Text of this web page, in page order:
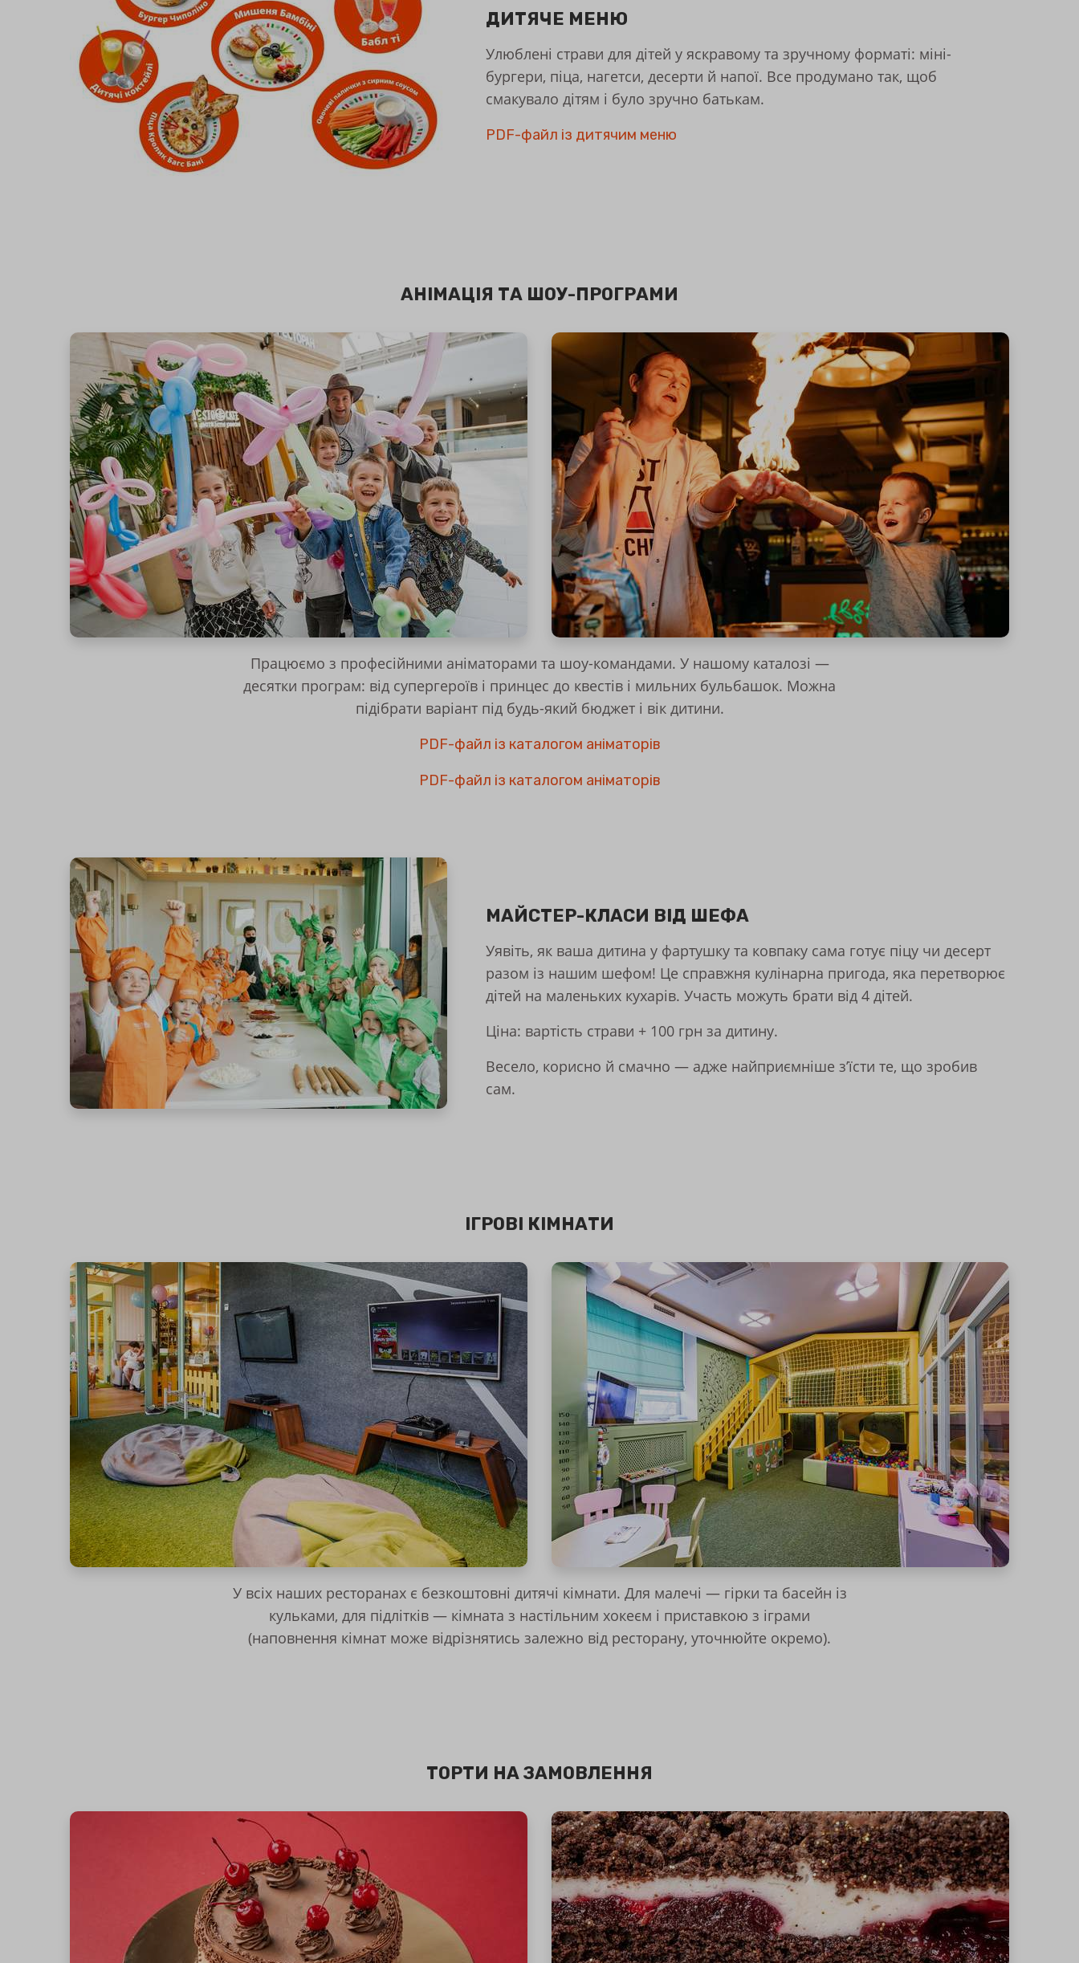
ДИТЯЧЕ МЕНЮ
Улюблені страви для дітей у яскравому та зручному форматі: міні-
бургери, піца, нагетси, десерти й напої. Все продумано так, щоб
смакувало дітям і було зручно батькам.
PDF-файл із дитячим меню
АНІМАЦІЯ ТА ШОУ-ПРОГРАМИ
Працюємо з професійними аніматорами та шоу-командами. У нашому каталозі —
десятки програм: від супергероїв і принцес до квестів і мильних бульбашок. Можна
підібрати варіант під будь-який бюджет і вік дитини.
PDF-файл із каталогом аніматорів
PDF-файл із каталогом аніматорів
МАЙСТЕР-КЛАСИ ВІД ШЕФА
Уявіть, як ваша дитина у фартушку та ковпаку сама готує піцу чи десерт
разом із нашим шефом! Це справжня кулінарна пригода, яка перетворює
дітей на маленьких кухарів. Участь можуть брати від 4 дітей.
Ціна: вартість страви + 100 грн за дитину.
Весело, корисно й смачно — адже найприємніше з’їсти те, що зробив
сам.
ІГРОВІ КІМНАТИ
У всіх наших ресторанах є безкоштовні дитячі кімнати. Для малечі — гірки та басейн із
кульками, для підлітків — кімната з настільним хокеєм і приставкою з іграми
(наповнення кімнат може відрізнятись залежно від ресторану, уточнюйте окремо).
ТОРТИ НА ЗАМОВЛЕННЯ